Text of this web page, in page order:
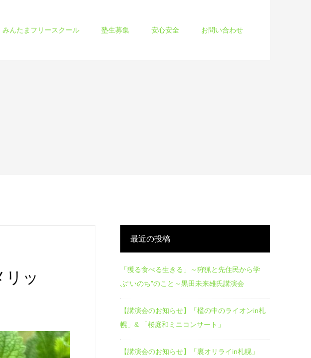
みんたまフリースクール 塾生募集 安心安全 お問い合わせ
ッ
最近の投稿
「獲る食べる生きる」～狩猟と先住民から学
ぶ“いのち”のこと～黒田未来雄氏講演会
【講演会のお知らせ】「檻の中のライオンin札
幌」& 「桜庭和ミニコンサート」
【講演会のお知らせ】「裏オリライin札幌」